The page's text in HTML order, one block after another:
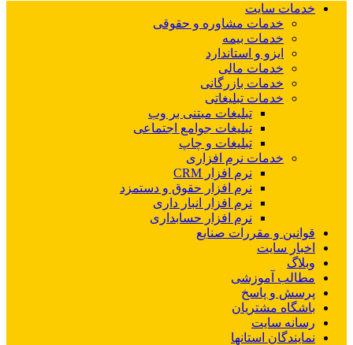
خدمات سایت
خدمات مشاوره و حقوقی
خدمات بیمه
ایزو و استاندارد
خدمات مالی
خدمات بازرگانی
خدمات تبلیغاتی
تبلیغات مبتنی بر وب
تبلیغات جوامع اجتماعی
تبلیغات و چاپ
خدمات نرم افزاری
نرم افزار CRM
نرم افزار حقوق و دستمزد
نرم افزار انبار داری
نرم افزار حسابداری
قوانین و مقررات صنایع
اخبار سایت
وبلاگ
مطالب آموزشی
پرسش و پاسخ
باشگاه مشتریان
رسانه سایت
نمایندگان استانها